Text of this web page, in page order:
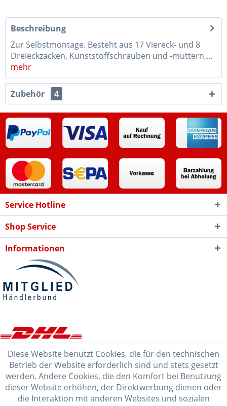
Beschreibung
Zur Selbstmontage. Besteht aus 17 Viereck- und 8
Dreieckzacken, Kunststoffschrauben und -muttern,...
mehr
Zubehör 4
Service Hotline
Shop Service
Informationen
Diese Website benutzt Cookies, die für den technischen
Betrieb der Website erforderlich sind und stets gesetzt
werden. Andere Cookies, die den Komfort bei Benutzung
dieser Website erhöhen, der Direktwerbung dienen oder
die Interaktion mit anderen Websites und sozialen